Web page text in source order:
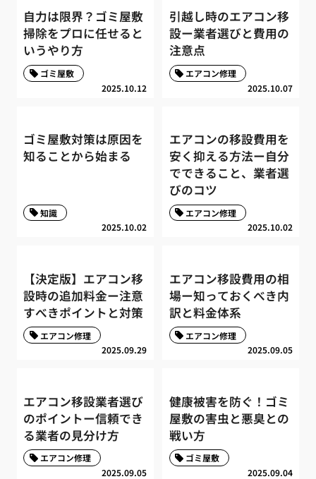
自力は限界？ゴミ屋敷
掃除をプロに任せると
いうやり方
2025.10.12
ゴミ屋敷
引越し時のエアコン移
設ー業者選びと費用の
注意点
2025.10.07
エアコン修理
ゴミ屋敷対策は原因を
知ることから始まる
2025.10.02
知識
エアコンの移設費用を
安く抑える方法ー自分
でできること、業者選
びのコツ
2025.10.02
エアコン修理
【決定版】エアコン移
設時の追加料金ー注意
すべきポイントと対策
2025.09.29
エアコン修理
エアコン移設費用の相
場ー知っておくべき内
訳と料金体系
2025.09.05
エアコン修理
エアコン移設業者選び
のポイントー信頼でき
る業者の見分け方
2025.09.05
エアコン修理
健康被害を防ぐ！ゴミ
屋敷の害虫と悪臭との
戦い方
2025.09.04
ゴミ屋敷